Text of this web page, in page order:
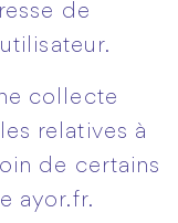
de
collecte
relatives à
de certains
ayor.fr.